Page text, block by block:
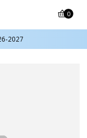
2027
0